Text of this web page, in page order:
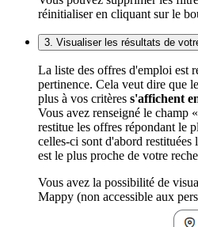
réinitialiser en cliquant sur le
3. Visualiser les résultats de
La liste des offres d'emploi est
pertinence. Cela veut dire que
plus à vos critères s'affichent
Vous avez renseigné le champ
restitue les offres répondant le
celles-ci sont d'abord
est le plus proche de votre
Vous avez la possibilité de
Mappy (non accessible aux